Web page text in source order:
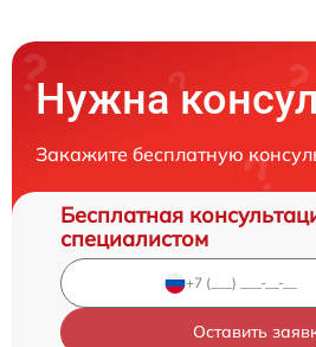
Нужна
Закажите бесплатную
Бесплатная
специалистом
Оставить